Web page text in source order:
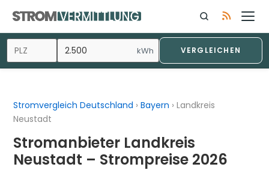
Inhalt
springen
kWh VERGLEICHEN
Stromvergleich Deutschland ›Bayern ›Landkreis
Neustadt
Stromanbieter Landkreis
Neustadt – Strompreise 2026